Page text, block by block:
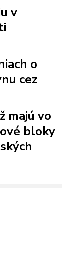
v
o
cez
majú vo
bloky